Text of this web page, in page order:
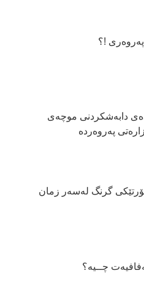
!؟
دابەشكردنی موچەی
پەروەردە
گرنگ لەسەر زمان
چــیە؟